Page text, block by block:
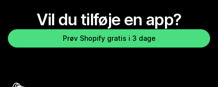
Vil du tilføje en app?
Prøv Shopify gratis i 3 dage